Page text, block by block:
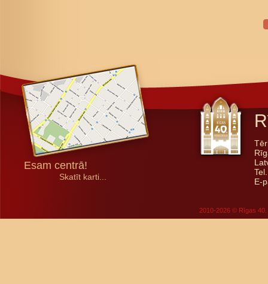
Esam centrā!
Skatīt karti...
E-
2010-2026 © Rīgas